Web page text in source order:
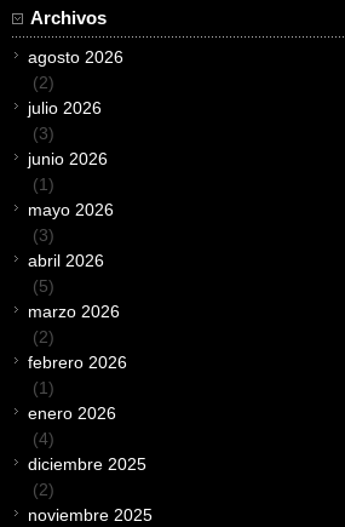
Archivos
agosto 2026
(2)
julio 2026
(3)
junio 2026
(1)
mayo 2026
(3)
abril 2026
(5)
marzo 2026
(2)
febrero 2026
(1)
enero 2026
(4)
diciembre 2025
(2)
noviembre 2025